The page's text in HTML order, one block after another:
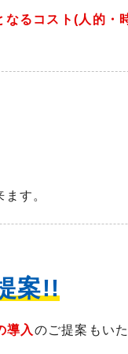
なるコスト(人的・
す。
案!!
導入 のご提案もい